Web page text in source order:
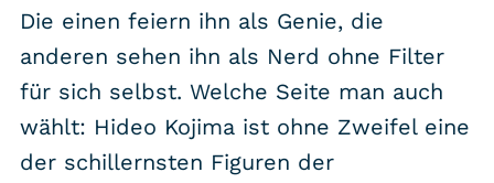
Last Game Standing
Top 5
Random
RSS-Feed
Die einen feiern ihn als Genie, die
anderen sehen ihn als Nerd ohne Filter
für sich selbst. Welche Seite man auch
wählt: Hideo Kojima ist ohne Zweifel eine
der schillernsten Figuren der